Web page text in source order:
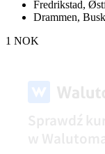
Fredrikstad,
Drammen,
1 NOK